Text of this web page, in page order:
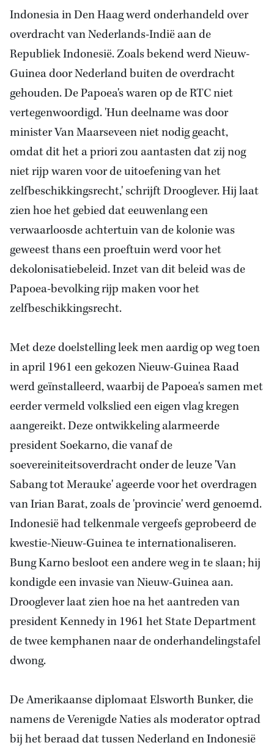
Indonesiain Den Haag werd onderhandeld over
overdracht van Nederlands-Indië aan de
Republiek Indonesië. Zoals bekend werd Nieuw-
Guinea doorNederlandbuiten de overdracht
gehouden. De Papoea's waren op de RTC niet
vertegenwoordigd. 'Hun deelname was door
minister Van Maarseveen niet nodig geacht,
omdat dit het a priori zou aantasten dat zij nog
niet rijp waren voor de uitoefening van het
zelfbeschikkingsrecht,' schrijft Drooglever. Hij laat
zien hoe het gebied dat eeuwenlang een
verwaarloosde achtertuin van de kolonie was
geweest thans een proeftuin werd voor het
dekolonisatiebeleid. Inzet van dit beleid was de
Papoea-bevolking rijp maken voor het
zelfbeschikkingsrecht.
Met deze doelstelling leek men aardig op weg toen
in april 1961 een gekozen Nieuw-Guinea Raad
werd geïnstalleerd, waarbij de Papoea's samen met
eerder vermeld volkslied een eigen vlag kregen
aangereikt. Deze ontwikkeling alarmeerde
president Soekarno, die vanaf de
soevereiniteitsoverdracht onder de leuze 'Van
Sabang tot Merauke' ageerde voor het overdragen
van Irian Barat, zoals de 'provincie' werd genoemd.
Indonesië had telkenmale vergeefs geprobeerd de
kwestie-Nieuw-Guinea te internationaliseren.
Bung Karno besloot een andere weg in te slaan; hij
kondigde een invasie van Nieuw-Guineaaan.
Drooglever laat zien hoe na het aantreden van
president Kennedy in 1961 het State Department
de twee kemphanen naar de onderhandelingstafel
dwong.
De Amerikaanse diplomaat Elsworth Bunker, die
namens de Verenigde Naties als moderator optrad
bij het beraad dat tussen Nederland en Indonesië